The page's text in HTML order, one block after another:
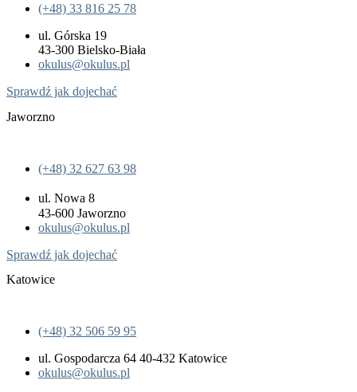
(+48) 33 816 25 78
ul. Górska 19
43-300 Bielsko-Biała
okulus@okulus.pl
Sprawdź jak dojechać
Jaworzno
(+48) 32 627 63 98
ul. Nowa 8
43-600 Jaworzno
okulus@okulus.pl
Sprawdź jak dojechać
Katowice
(+48) 32 506 59 95
ul. Gospodarcza 64 40-432 Katowice
okulus@okulus.pl